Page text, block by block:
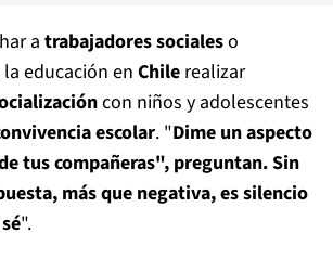
a trabajadores socialeso
educación en Chile realizar
con niños y adolescentes
escolar. "Dime un aspecto
tus compañeras", preguntan. Sin
más que negativa, es silencio
".